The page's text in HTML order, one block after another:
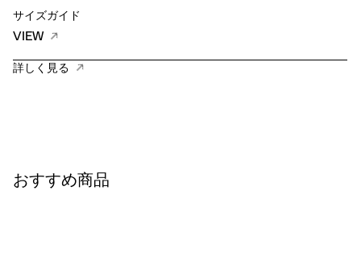
サイズガイド
VIEW
詳しく見る
おすすめ商品